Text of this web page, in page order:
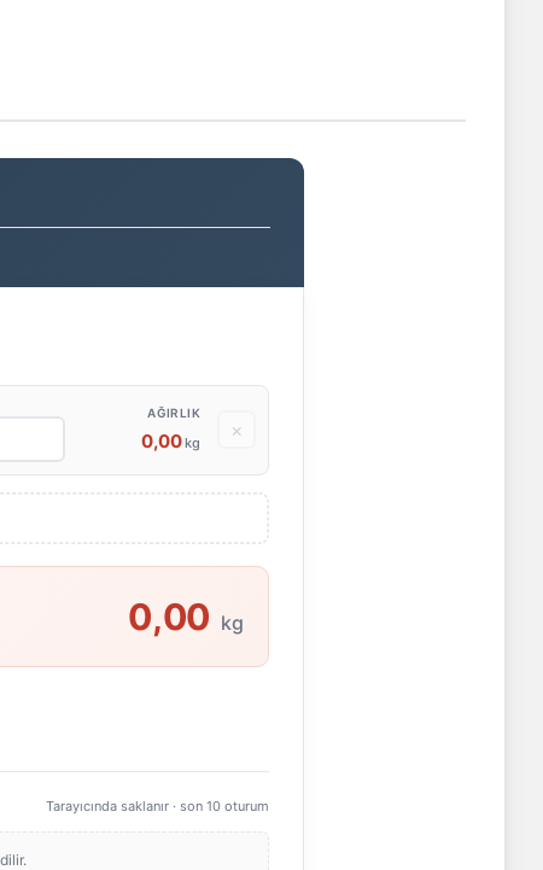
AĞIRLIK
0,00kg
×
0,00 kg
Tarayıcında saklanır · son 10 oturum